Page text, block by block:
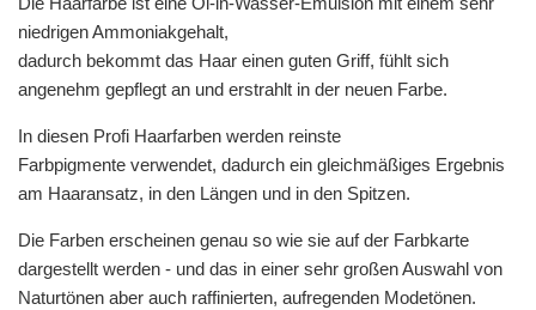
niedrigen Ammoniakgehalt,
dadurch bekommt das Haar einen guten Griff, fühlt sich
angenehm gepflegt an und erstrahlt in der neuen Farbe.
In diesen Profi Haarfarben werden reinste
Farbpigmente verwendet, dadurch ein gleichmäßiges Ergebnis
am Haaransatz, in den Längen und in den Spitzen.
Die Farben erscheinen genau so wie sie auf der Farbkarte
dargestellt werden - und das in einer sehr großen Auswahl von
Naturtönen aber auch raffinierten, aufregenden Modetönen.